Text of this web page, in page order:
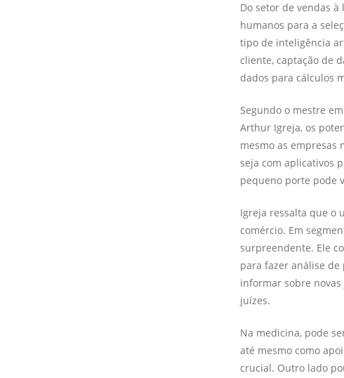
Do setor de vendas
humanos para a
tipo de inteligência
cliente, captação de
dados para cálculos
Segundo o mestre
Arthur Igreja, os
mesmo as empresas
seja com aplicativos
pequeno porte pode
Igreja ressalta que o
comércio. Em
surpreendente. Ele
para fazer análise de
informar sobre
juízes.
Na medicina, pode
até mesmo como
crucial. Outro lado